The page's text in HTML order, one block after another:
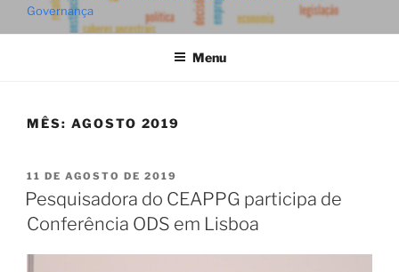
Governança
Menu
MÊS: AGOSTO 2019
PUBLICADO
EM
11 DE AGOSTO DE 2019
Pesquisadora do CEAPPG participa de
Conferência ODS em Lisboa